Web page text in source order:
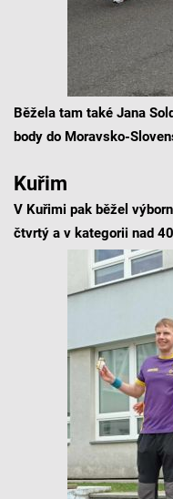
Běžela tam také Jana
body do Moravsko-
Kuřim
V Kuřimi pak běžel
čtvrtý a v kategorii nad